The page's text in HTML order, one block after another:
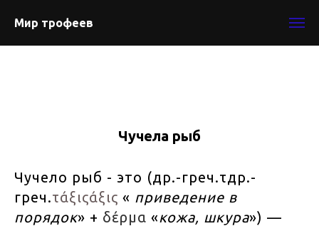
Мир трофеев
Чучела рыб
Чучело рыб - это (др.-греч.τдр.-
греч.τάξιςάξις « приведение в
порядок» + δέρμα «кожа, шкура») —